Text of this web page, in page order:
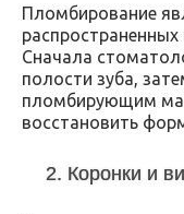
Пломбирование
распространенных
Сначала
полости зуба,
пломбирующим
восстановить
2. Коронки и